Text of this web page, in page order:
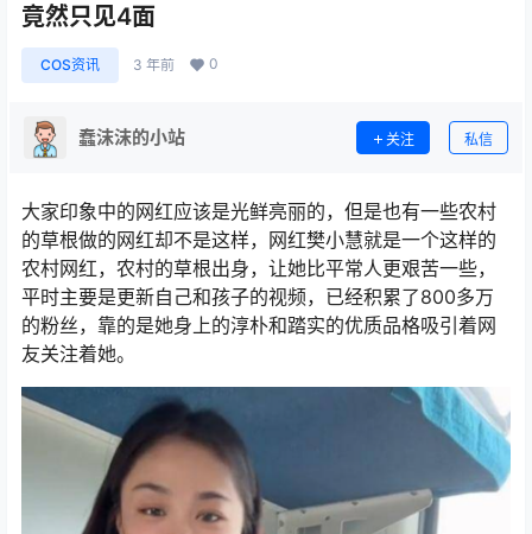
竟然只见4面
COS资讯 3 年前 0
蠢沫沫的小站 关注 私信
大家印象中的网红应该是光鲜亮丽的，但是也有一些农村
的草根做的网红却不是这样，网红樊小慧就是一个这样的
农村网红，农村的草根出身，让她比平常人更艰苦一些，
平时主要是更新自己和孩子的视频，已经积累了800多万
的粉丝，靠的是她身上的淳朴和踏实的优质品格吸引着网
友关注着她。